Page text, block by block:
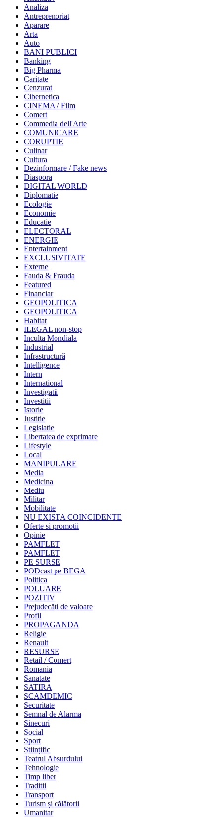
Analiza
Antreprenoriat
Aparare
Arta
Auto
BANI PUBLICI
Banking
Big Pharma
Caritate
Cenzurat
Cibernetica
CINEMA / Film
Comert
Commedia dell'Arte
COMUNICARE
CORUPTIE
Culinar
Cultura
Dezinformare / Fake news
Diaspora
DIGITAL WORLD
Diplomatie
Ecologie
Economie
Educatie
ELECTORAL
ENERGIE
Entertainment
EXCLUSIVITATE
Externe
Fauda & Frauda
Featured
Financiar
GEOPOLITICA
GEOPOLITICA
Habitat
ILEGAL non-stop
Inculta Mondiala
Industrial
Infrastructură
Intelligence
Intern
International
Investigatii
Investitii
Istorie
Justitie
Legislatie
Libertatea de exprimare
Lifestyle
Local
MANIPULARE
Media
Medicina
Mediu
Militar
Mobilitate
NU EXISTA COINCIDENTE
Oferte si promotii
Opinie
PAMFLET
PAMFLET
PE SURSE
PODcast pe BEGA
Politica
POLUARE
POZITIV
Prejudecăți de valoare
Profil
PROPAGANDA
Religie
Renault
RESURSE
Retail / Comert
Romania
Sanatate
SATIRA
SCAMDEMIC
Securitate
Semnal de Alarma
Sinecuri
Social
Sport
Științific
Teatrul Absurdului
Tehnologie
Timp liber
Traditii
Transport
Turism și călătorii
Umanitar